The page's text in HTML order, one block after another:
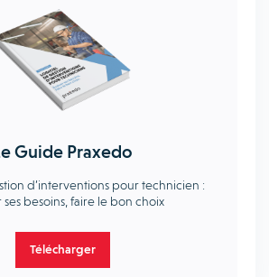
Guide Praxedo
d’interventions pour technicien :
ses besoins, faire le bon choix
Télécharger